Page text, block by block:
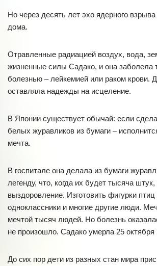
Но через десять лет эхо ядерного взрыва
дома.
Отравленные радиацией воздух, вода,
жизненные силы Садако, и она заболела
болезнью – лейкемией или раком крови.
оставляла надежды на исцеление.
В Японии существует обычай: если
белых журавликов из бумаги –
мечта.
В госпитале она делала из бумаги
легенду, что, когда их будет тысяча штук,
выздоровление. Изготовить фигурки
одноклассники и многие другие люди.
мечтой тысяч людей. Но болезнь
не произошло. Садако умерла 25
До сих пор дети из разных стан мира